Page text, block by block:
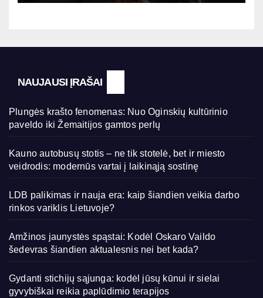
NAUJAUSI ĮRAŠAI
Plungės krašto fenomenas: Nuo Oginskių kultūrinio
paveldo iki Žemaitijos gamtos perlų
Kauno autobusų stotis – ne tik stotelė, bet ir miesto
veidrodis: modernūs vartai į laikinąją sostinę
LDB palikimas ir nauja era: kaip šiandien veikia darbo
rinkos variklis Lietuvoje?
Amžinos jaunystės spąstai: Kodėl Oskaro Vaildo
šedevras šiandien aktualesnis nei bet kada?
Gydanti stichijų sąjunga: kodėl jūsų kūnui ir sielai
gyvybiškai reikia paplūdimio terapijos